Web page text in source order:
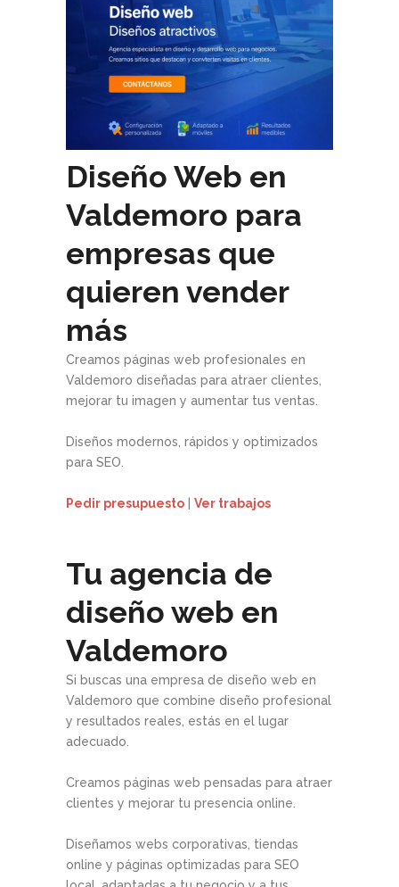
Diseño Web en
Valdemoro para
empresas que
quieren vender
más
Creamos páginas web profesionales en
Valdemoro diseñadas para atraer clientes,
mejorar tu imagen y aumentar tus ventas.
Diseños modernos, rápidos y optimizados
para SEO.
Pedir presupuesto Ver trabajos
Tu agencia de
diseño web en
Valdemoro
Si buscas una empresa de diseño web en
Valdemoro que combine diseño profesional
y resultados reales, estás en el lugar
adecuado.
Creamos páginas web pensadas para atraer
clientes y mejorar tu presencia online.
Diseñamos webs corporativas, tiendas
online y páginas optimizadas para SEO